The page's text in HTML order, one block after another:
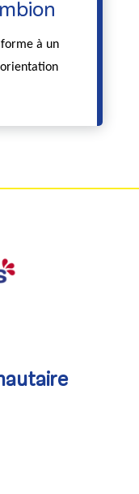
forme à un